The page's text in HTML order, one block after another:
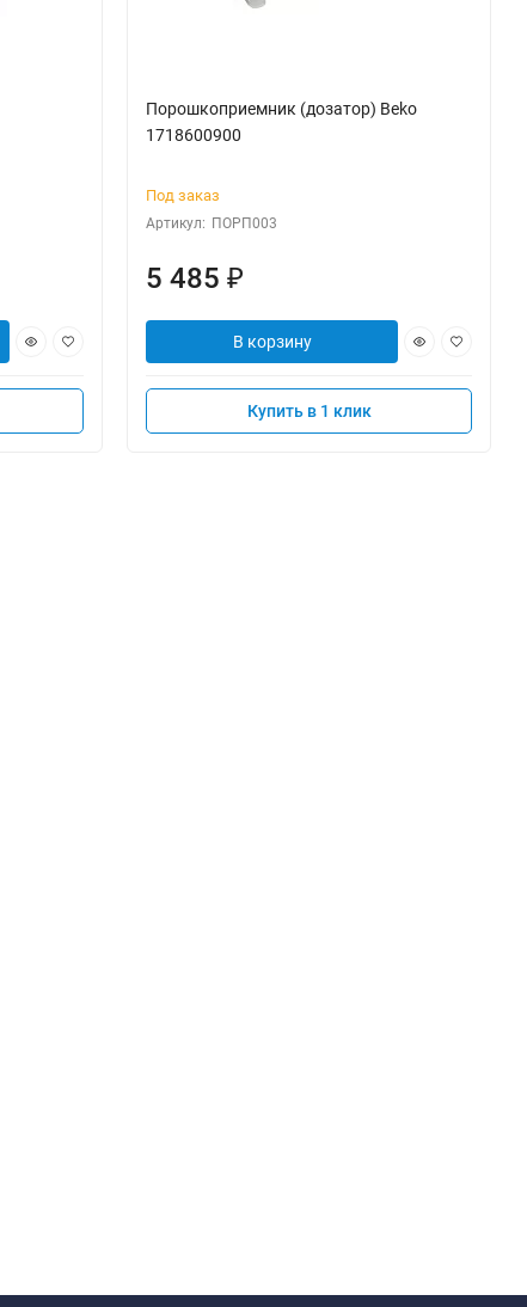
Порошкоприемник (дозатор) Beko
1718600900
Под заказ
Артикул: ПОРП003
5 485₽
В корзину
Купить в 1 клик